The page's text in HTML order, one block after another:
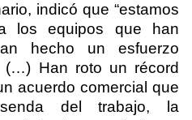
indicó que “estamos
los equipos que han
hecho un esfuerzo
(…) Han roto un récord
acuerdo comercial que
del trabajo, la